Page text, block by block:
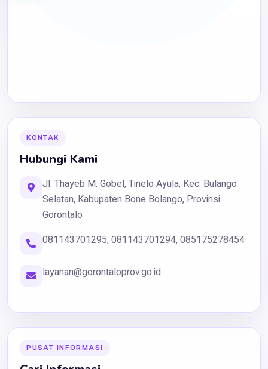
KONTAK
Hubungi Kami
Jl. Thayeb M. Gobel, Tinelo Ayula, Kec. Bulango
Selatan, Kabupaten Bone Bolango, Provinsi
Gorontalo
081143701295, 081143701294, 085175278454
layanan@gorontaloprov.go.id
PUSAT INFORMASI